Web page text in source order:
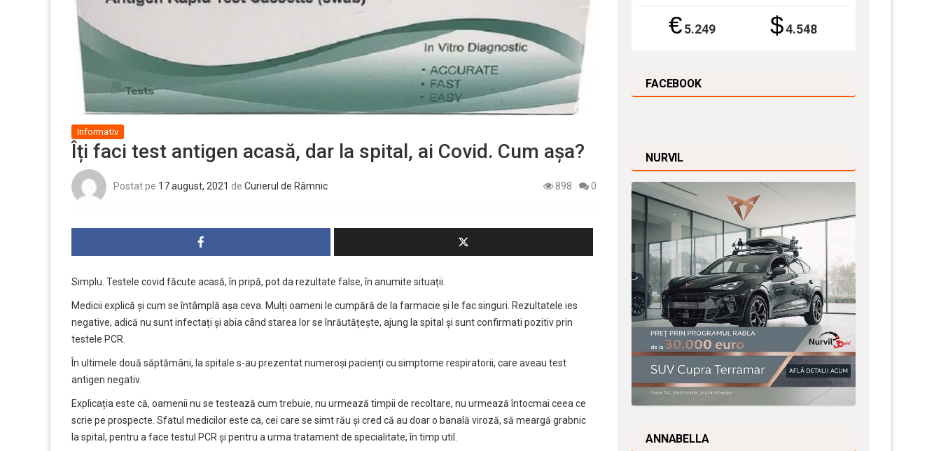
Informativ
Îți faci test antigen acasă, dar la spital, ai Covid. Cum așa?
Postat pe 17 august, 2021 de Curierul de Râmnic 898 0
Simplu. Testele covid făcute acasă, în pripă, pot da rezultate false, în anumite situații.
Medicii explică și cum se întâmplă așa ceva. Mulți oameni le cumpără de la farmacie și le fac singuri. Rezultatele ies
negative, adică nu sunt infectați și abia când starea lor se înrăutățește, ajung la spital și sunt confirmati pozitiv prin
testele PCR.
În ultimele două săptămâni, la spitale s-au prezentat numeroși pacienți cu simptome respiratorii, care aveau test
antigen negativ.
Explicația este că, oamenii nu se testează cum trebuie, nu urmează timpii de recoltare, nu urmează întocmai ceea ce
scrie pe prospecte. Sfatul medicilor este ca, cei care se simt rău și cred că au doar o banală viroză, să meargă grabnic
la spital, pentru a face testul PCR și pentru a urma tratament de specialitate, în timp util.
€ 5.249 $4.548
FACEBOOK
NURVIL
ANNABELLA